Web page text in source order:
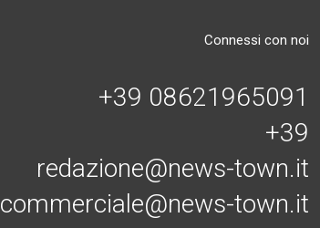
Connessi con noi
+39 08621965091
+39
redazione@news-town.it
commerciale@news-town.it